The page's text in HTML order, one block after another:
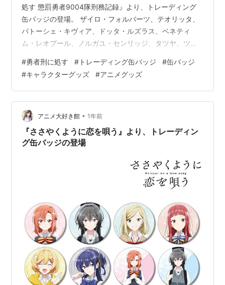
処す 懲罰勇者9004隊刑務記録』より、トレーディング
缶バッジの登場。 ザイロ・フォルバーツ、テオリッタ、
パトーシェ・キヴィア、ドッタ・ルズラス、ベネティ
ム・レオプール、ノルガユ・センリッジ、タツヤ、ツァ
フレンシィ・マスティボルトのイラストが缶バッジに。
トレーディング缶バッジ 製品仕様 素材：紙、ブリキ サ
イズ：（約）直径56mm ※ 単品販売は全12種のうち、い
ずれか1種ランダムとなります。 ※ BOX販売は12パック
入りとなります。 ※ 1BOXご注文で全種類が揃います。
発送予定：2…
#勇者刑に処す # トレーディング缶バッジ #缶バッジ
#キャラクターグッズ #アニメグッズ
アニメ大好き館 • 1年前
『ささやくように恋を唄う』より、トレーディン
グ缶バッジの登場